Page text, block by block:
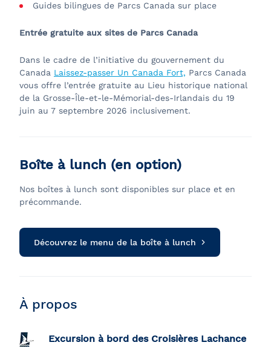
Guides bilingues de Parcs Canada sur place
Entrée gratuite aux sites de Parcs Canada
Dans le cadre de l’initiative du gouvernement du
Canada Laissez-passer Un Canada Fort, Parcs Canada
vous offre l’entrée gratuite au Lieu historique national
de la Grosse-Île-et-le-Mémorial-des-Irlandais du 19
juin au 7 septembre 2026 inclusivement.
Boîte à lunch (en option)
Nos boîtes à lunch sont disponibles sur place et en
précommande.
Découvrez le menu de la boîte à lunch
À propos
Excursion à bord des Croisières Lachance